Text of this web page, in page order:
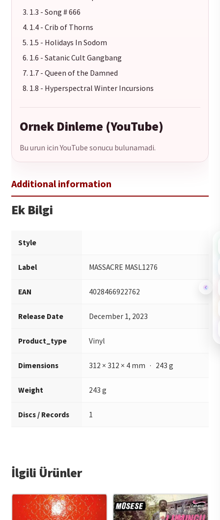
1.3 - Song # 666
1.4 - Crib of Thorns
1.5 - Holidays In Sodom
1.6 - Satanic Cult Gangbang
1.7 - Queen of the Damned
1.8 - Hyperspectral Winter Incursions
Ornek Dinleme (YouTube)
Bu urun icin YouTube sonucu bulunamadi.
Ek Bilgi
Style
Label MASSACRE MASL1276
EAN 4028466922762
Release Date December 1, 2023
Product_type Vinyl
Dimensions 312 × 312 × 4 mm · 243 g
Weight 243 g
Discs / Records 1
İlgili Ürünler